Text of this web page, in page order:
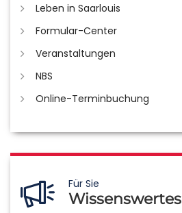
Leben in Saarlouis
Formular-Center
Veranstaltungen
NBS
Online-Terminbuchung
Für Sie
Wissenswertes